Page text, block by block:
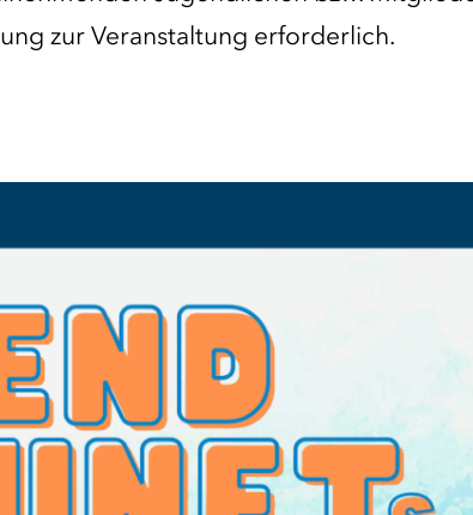
zur Veranstaltung erforderlich.